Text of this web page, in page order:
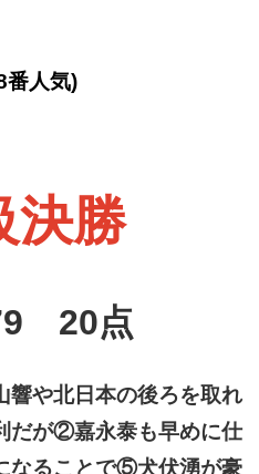
番人気)
決勝
20点
や北日本の後ろを取れ
だが②嘉永泰も早めに仕
なることで⑤犬伏湧が豪